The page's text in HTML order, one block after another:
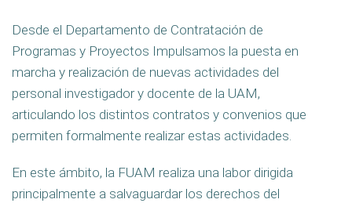
Desde el Departamento de Contratación de
Programas y Proyectos Impulsamos la puesta en
marcha y realización de nuevas actividades del
personal investigador y docente de la UAM,
articulando los distintos contratos y convenios que
permiten formalmente realizar estas actividades.
En este ámbito, la FUAM realiza una labor dirigida
principalmente a salvaguardar los derechos del